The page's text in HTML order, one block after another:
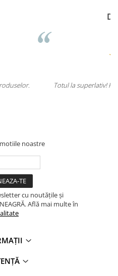
fix descrierea, ambalaj, livrare.
noastre
cu noutățile și
Află mai multe în